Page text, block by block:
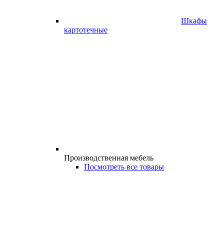
Шкафы
картотечные
Производственная мебель
Посмотреть все товары